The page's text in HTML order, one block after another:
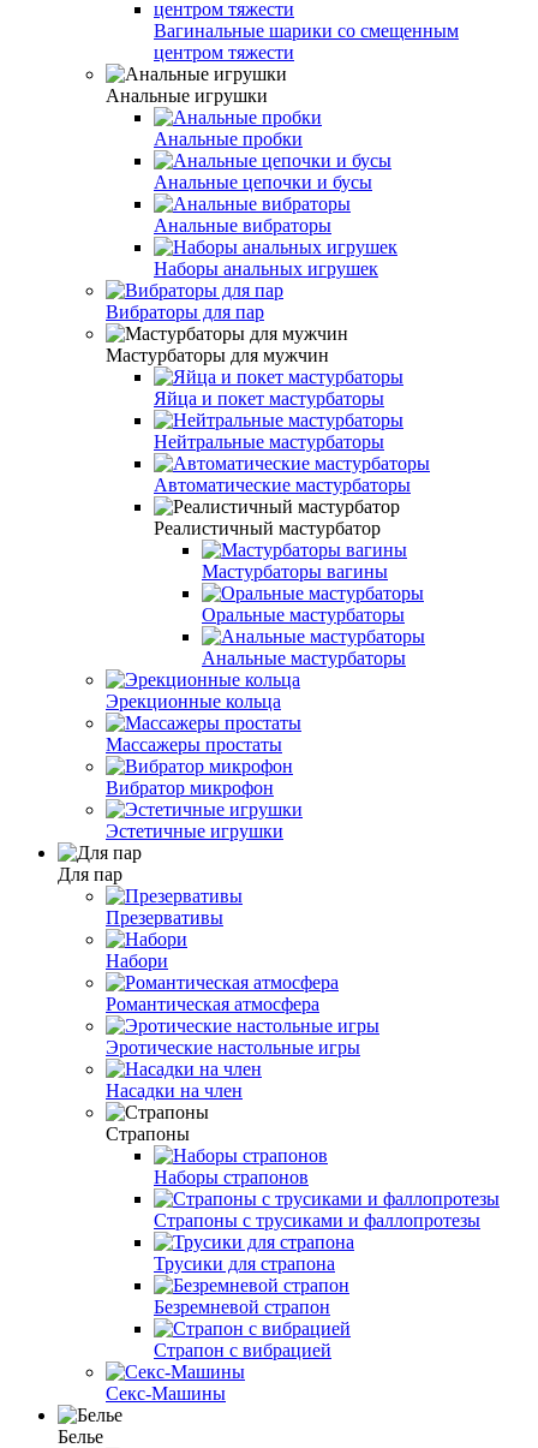
Вагинальные шарики со смещенным
центром тяжести
Анальные игрушки
Анальные пробки
Анальные цепочки и бусы
Анальные вибраторы
Наборы анальных игрушек
Вибраторы для пар
Мастурбаторы для мужчин
Яйца и покет мастурбаторы
Нейтральные мастурбаторы
Автоматические мастурбаторы
Реалистичный мастурбатор
Мастурбаторы вагины
Оральные мастурбаторы
Анальные мастурбаторы
Эрекционные кольца
Массажеры простаты
Вибратор микрофон
Эстетичные игрушки
Для пар
Презервативы
Набори
Романтическая атмосфера
Эротические настольные игры
Насадки на член
Страпоны
Наборы страпонов
Страпоны с трусиками и фаллопротезы
Трусики для страпона
Безремневой страпон
Страпон с вибрацией
Секс-Машины
Белье